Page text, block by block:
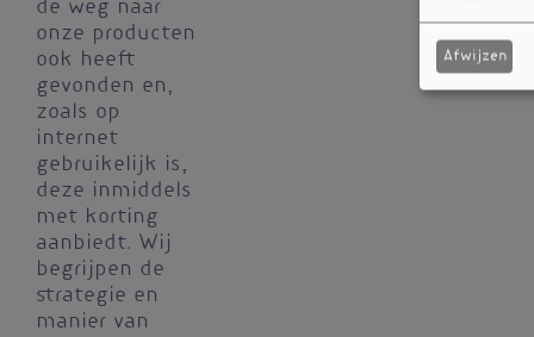
de weg naar
onze producten
ook heeft
gevonden en,
zoals op
internet
gebruikelijk is,
deze inmiddels
met korting
aanbiedt. Wij
begrijpen de
strategie en
manier van
Afwijzen